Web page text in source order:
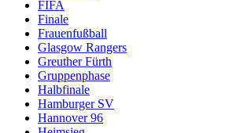
FIFA
Finale
Frauenfußball
Glasgow Rangers
Greuther Fürth
Gruppenphase
Halbfinale
Hamburger SV
Hannover 96